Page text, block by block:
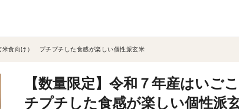
米食向け） プチプチした食感が楽しい個性派玄米
【数量限定】令和７年産はい
チプチした食感が楽しい個性派